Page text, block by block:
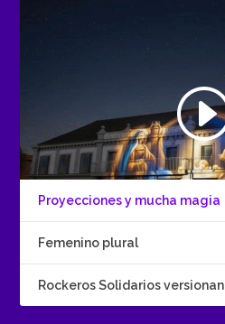
Proyecciones y mucha magia
Femenino plural
Rockeros Solidarios